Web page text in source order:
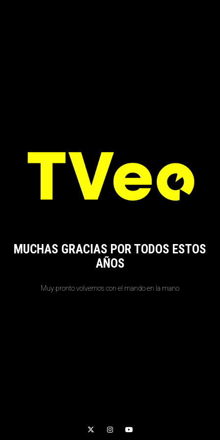
MUCHAS GRACIAS POR TODOS ESTOS
AÑOS
Muy pronto volvemos con el mando en la mano